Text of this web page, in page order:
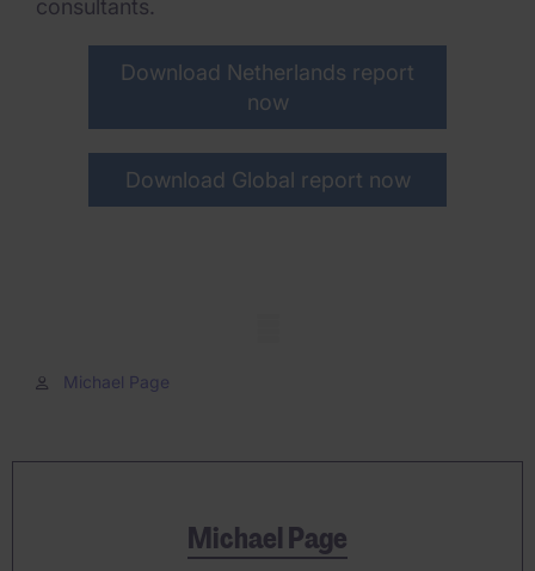
consultants.
Download Netherlands report
now
Download Global report now
Michael Page
Michael Page